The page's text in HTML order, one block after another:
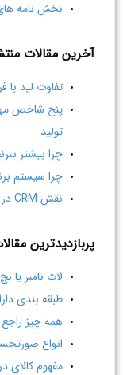
بخش نامه های
آخرین مقالات
تفاوت لید با
پنج شاخص مهم
تولید
چرا بیشتر
چرا سیستم
نقش CRM در شناسایی فضای سفید
پربازدیدترین مقالات
لات نامبر یا بچ
طبقه بندی
همه چیز راجع
انواع صورتحساب
مفهوم کالای در راه